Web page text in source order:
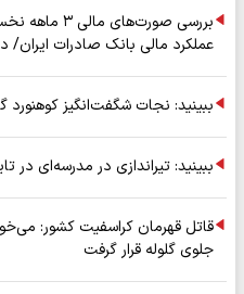
عملکرد مالی بانک صادرات ایران/ درآمد
ببینید: نجات شگفت‌انگیز کوهنورد
ببینید: تیراندازی در مدرسه‌ای در تایلند
قاتل قهرمان کراسفیت کشور:
جلوی گلوله قرار گرفت